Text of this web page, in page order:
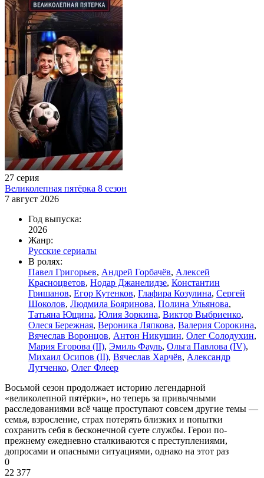
27 серия
Великолепная пятёрка 8 сезон
7 август 2026
Год выпуска:
2026
Жанр:
Русские сериалы
В ролях:
Павел Григорьев, Андрей Горбачёв, Алексей
Красноцветов, Нодар Джанелидзе, Константин
Гришанов, Егор Кутенков, Глафира Козулина, Сергей
Шоколов, Людмила Бояринова, Полина Ульянова,
Татьяна Ющина, Юлия Зоркина, Виктор Выбриенко,
Олеся Бережная, Вероника Ляпкова, Валерия Сорокина,
Вячеслав Воронцов, Антон Никушин, Олег Солодухин,
Мария Егорова (II), Эмиль Фауль, Ольга Павлова (IV),
Михаил Осипов (II), Вячеслав Харчёв, Александр
Лутченко, Олег Флеер
Восьмой сезон продолжает историю легендарной
«великолепной пятёрки», но теперь за привычными
расследованиями всё чаще проступают совсем другие темы —
семья, взросление, страх потерять близких и попытки
сохранить себя в бесконечной суете службы. Герои по-
прежнему ежедневно сталкиваются с преступлениями,
допросами и опасными ситуациями, однако на этот раз
0
22 377